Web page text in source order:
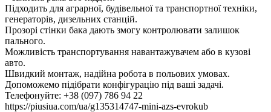
Підходить для аграрної, будівельної та транспортної техніки,
генераторів, дизельних станцій.
Прозорі стінки бака дають змогу контролювати залишок
пального.
Можливість транспортування навантажувачем або в кузові
авто.
Швидкий монтаж, надійна робота в польових умовах.
Допоможемо підібрати конфігурацію під ваші задачі.
Телефонуйте: +38 (097) 786 94 22
https://piusiua.com/ua/g135314747-mini-azs-evrokub